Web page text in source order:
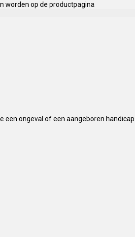
worden op de productpagina
ongeval of een aangeboren